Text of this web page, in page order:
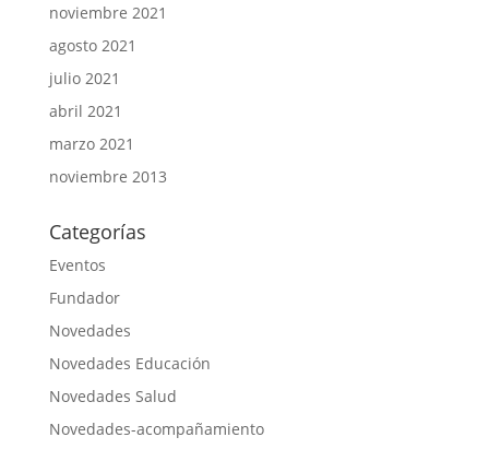
noviembre 2021
agosto 2021
julio 2021
abril 2021
marzo 2021
noviembre 2013
Categorías
Eventos
Fundador
Novedades
Novedades Educación
Novedades Salud
Novedades-acompañamiento